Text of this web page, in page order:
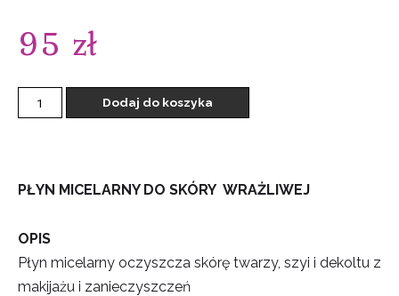
95 zł
Dodaj do koszyka
PŁYN MICELARNY DO SKÓRY WRAŻLIWEJ
OPIS
Płyn micelarny oczyszcza skórę twarzy, szyi i dekoltu z
makijażu i zanieczyszczeń